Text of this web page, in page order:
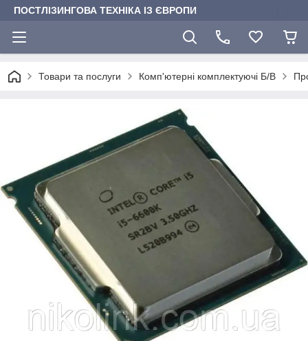
ПОСТЛІЗИНГОВА ТЕХНІКА ІЗ ЄВРОПИ
Товари та послуги Комп'ютерні комплектуючі Б/В